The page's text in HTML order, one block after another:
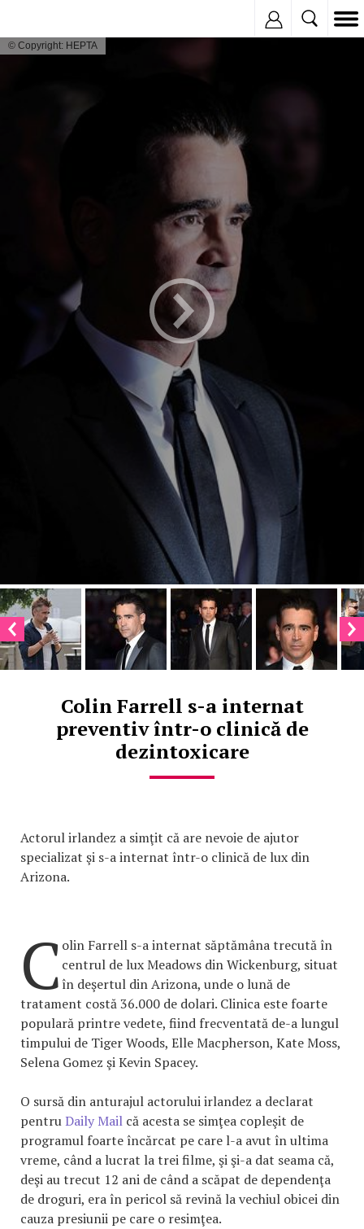
© Copyright: HEPTA
Colin Farrell s-a internat
preventiv într-o clinică de
dezintoxicare
Actorul irlandez a simţit că are nevoie de ajutor
specializat şi s-a internat într-o clinică de lux din
Arizona.
C olin Farrell s-a internat săptămâna trecută în
centrul de lux Meadows din Wickenburg, situat
în deşertul din Arizona, unde o lună de
tratament costă 36.000 de dolari. Clinica este foarte
populară printre vedete, fiind frecventată de-a lungul
timpului de Tiger Woods, Elle Macpherson, Kate Moss,
Selena Gomez şi Kevin Spacey.
O sursă din anturajul actorului irlandez a declarat
pentruDaily Mail că acesta se simţea copleşit de
programul foarte încărcat pe care l-a avut în ultima
vreme, când a lucrat la trei filme, şi şi-a dat seama că,
deşi au trecut 12 ani de când a scăpat de dependenţa
de droguri, era în pericol să revină la vechiul obicei din
cauza presiunii pe care o resimţea.